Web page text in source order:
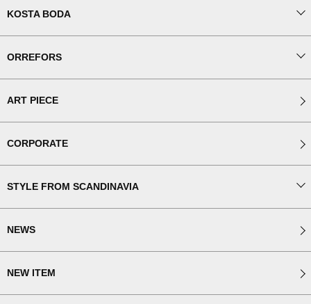
KOSTA BODA
ORREFORS
ART PIECE
CORPORATE
STYLE FROM SCANDINAVIA
NEWS
NEW ITEM